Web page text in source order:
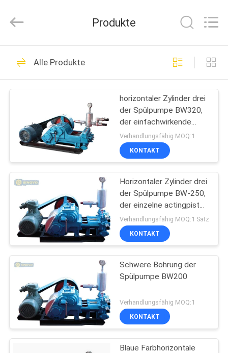
HAUS
PRODUKTE
SHOW
ÜBER
UNS
FABRIK-
AUSFLUG
QUALITÄTSKONTROLLE
TRETEN
SIE
MIT
Sinovo
Heavy
All
Reserved.
Hydraulischer
Stapel-Unterbrecher
48
Drehbohrgeräten
68
Kernbohranlage
Produkte
Alle Produkte
horizontaler Zylinder drei
der Spülpumpe BW320,
der einfachwirkende
Kolbenpumpe
austauscht
Verhandlungsfähig MOQ:1
KONTAKT
Horizontaler Zylinder drei
der Spülpumpe BW-250,
der einzelne actingpiston
Pumpe austauscht,
Wasser oder Schlamm zu
übermitteln
Verhandlungsfähig MOQ:1 Satz
KONTAKT
Schwere Bohrung der
Spülpumpe BW200
Verhandlungsfähig MOQ:1
KONTAKT
Blaue Farbhorizontale